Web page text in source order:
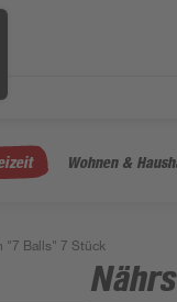
Wohnen &
"7 Balls" 7 Stück